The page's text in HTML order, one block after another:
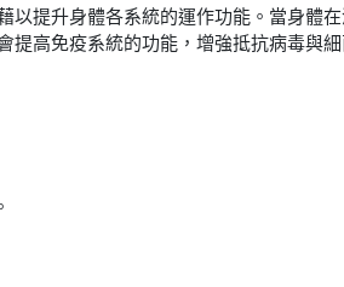
以提升身體各系統的運作功能。當身體
提高免疫系統的功能，增強抵抗病毒與